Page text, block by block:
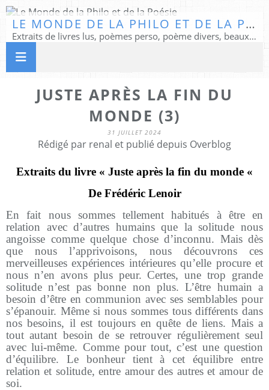
LE MONDE DE LA PHILO ET DE LA POÉSIE
Extraits de livres lus, poèmes perso, poème divers, beaux textes...
JUSTE APRÈS LA FIN DU
MONDE (3)
31 JUILLET 2024
Rédigé par renal et publié depuis Overblog
Extraits du livre « Juste après la fin du monde «
De Frédéric Lenoir
En fait nous sommes tellement habitués à être en
relation avec d’autres humains que la solitude nous
angoisse comme quelque chose d’inconnu. Mais dès
que nous l’apprivoisons, nous découvrons ces
merveilleuses expériences intérieures qu’elle procure et
nous n’en avons plus peur. Certes, une trop grande
solitude n’est pas bonne non plus. L’être humain a
besoin d’être en communion avec ses semblables pour
s’épanouir. Même si nous sommes tous différents dans
nos besoins, il est toujours en quête de liens. Mais a
tout autant besoin de se retrouver régulièrement seul
avec lui-même. Comme pour tout, c’est une question
d’équilibre. Le bonheur tient à cet équilibre entre
relation et solitude, entre amour des autres et amour de
soi.